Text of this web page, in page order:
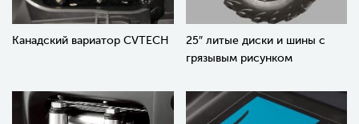
Канадский вариатор CVTECH
25″ литые диски и шины с
грязывым рисунком